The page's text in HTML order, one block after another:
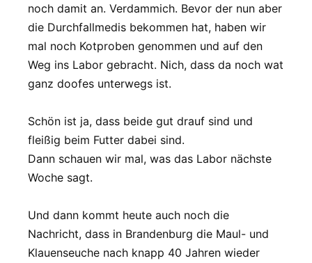
noch damit an. Verdammich. Bevor der nun aber
die Durchfallmedis bekommen hat, haben wir
mal noch Kotproben genommen und auf den
Weg ins Labor gebracht. Nich, dass da noch wat
ganz doofes unterwegs ist.
Schön ist ja, dass beide gut drauf sind und
fleißig beim Futter dabei sind.
Dann schauen wir mal, was das Labor nächste
Woche sagt.
Und dann kommt heute auch noch die
Nachricht, dass in Brandenburg die Maul- und
Klauenseuche nach knapp 40 Jahren wieder